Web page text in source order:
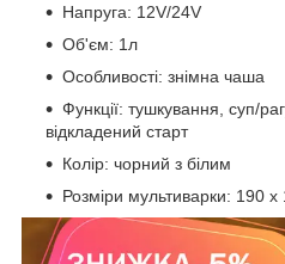
Напруга: 12V/24V
Об'єм: 1л
Особливості: знімна чаша
Функції: тушкування, суп/
відкладений старт
Колір: чорний з білим
Розміри мультиварки: 190